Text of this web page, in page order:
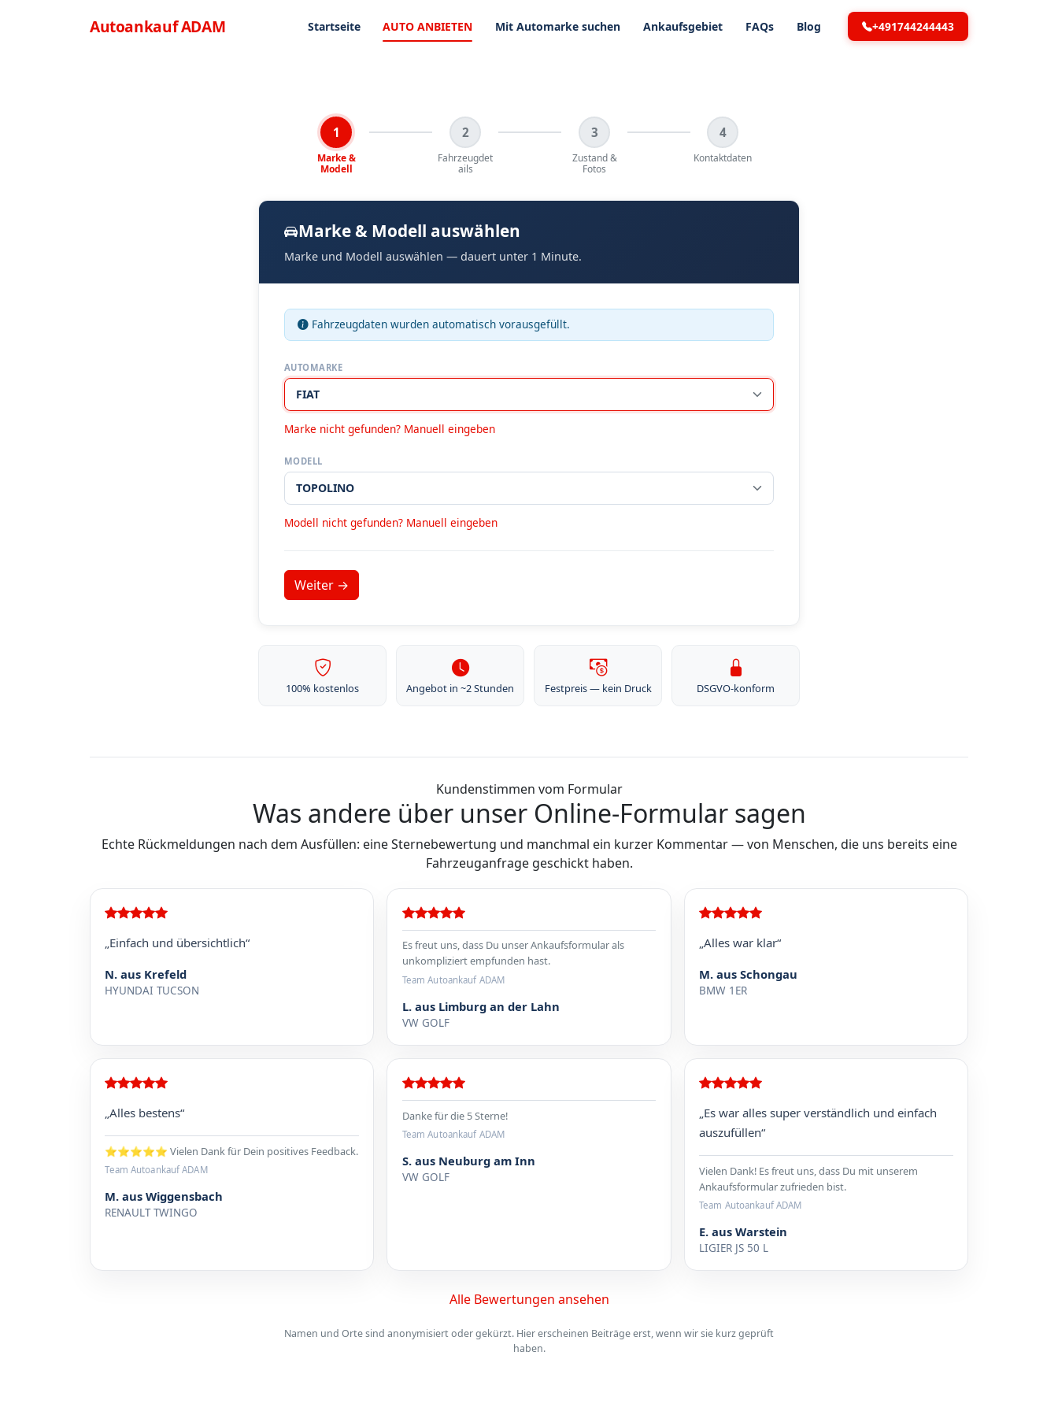
AutoankaufADAM Menü
Startseite AUTO ANBIETEN Mit Automarke suchen Ankaufsgebiet FAQs Blog +491744244443
1
Marke &
Modell
2
Fahrzeugdet
ails
3
Zustand &
Fotos
4
Kontaktdaten
Marke & Modell auswählen
Marke und Modell auswählen — dauert unter 1 Minute.
Fahrzeugdaten wurden automatisch vorausgefüllt.
AUTOMARKE
Marke nicht gefunden? Manuell eingeben
MODELL
Modell nicht gefunden? Manuell eingeben
100% kostenlos Angebot in ~2 Stunden Festpreis — kein Druck DSGVO-konform
Kundenstimmen vom Formular
Was andere über unser Online-Formular sagen
Echte Rückmeldungen nach dem Ausfüllen: eine Sternebewertung und manchmal ein kurzer Kommentar — von Menschen, die uns bereits eine
Fahrzeuganfrage geschickt haben.
„Einfach und übersichtlich“
N. aus Krefeld
HYUNDAI TUCSON
Es freut uns, dass Du unser Ankaufsformular als
unkompliziert empfunden hast.
Team Autoankauf ADAM
L. aus Limburg an der Lahn
VW GOLF
„Alles war klar“
M. aus Schongau
BMW 1ER
„Alles bestens“
⭐⭐⭐⭐⭐ Vielen Dank für Dein positives Feedback.
Team Autoankauf ADAM
M. aus Wiggensbach
RENAULT TWINGO
Danke für die 5 Sterne!
Team Autoankauf ADAM
S. aus Neuburg am Inn
VW GOLF
„Es war alles super verständlich und einfach
auszufüllen“
Vielen Dank! Es freut uns, dass Du mit unserem
Ankaufsformular zufrieden bist.
Team Autoankauf ADAM
E. aus Warstein
LIGIER JS 50 L
Alle Bewertungen ansehen
Namen und Orte sind anonymisiert oder gekürzt. Hier erscheinen Beiträge erst, wenn wir sie kurz geprüft
haben.